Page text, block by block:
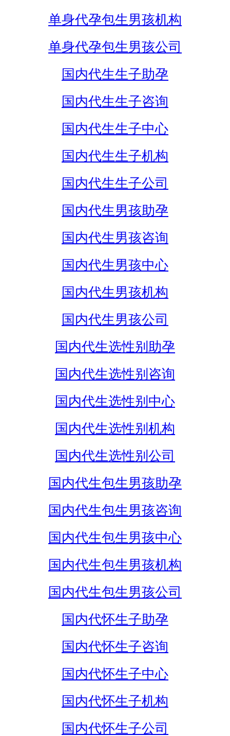
单身代孕包生男孩机构
单身代孕包生男孩公司
国内代生生子助孕
国内代生生子咨询
国内代生生子中心
国内代生生子机构
国内代生生子公司
国内代生男孩助孕
国内代生男孩咨询
国内代生男孩中心
国内代生男孩机构
国内代生男孩公司
国内代生选性别助孕
国内代生选性别咨询
国内代生选性别中心
国内代生选性别机构
国内代生选性别公司
国内代生包生男孩助孕
国内代生包生男孩咨询
国内代生包生男孩中心
国内代生包生男孩机构
国内代生包生男孩公司
国内代怀生子助孕
国内代怀生子咨询
国内代怀生子中心
国内代怀生子机构
国内代怀生子公司